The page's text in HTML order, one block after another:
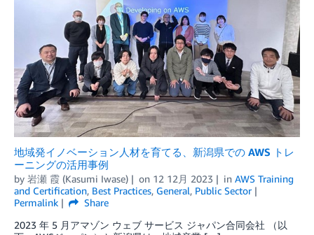
地域発イノベーション人材を育てる、新潟県での AWS トレ
ーニングの活用事例
by 岩瀬 霞 (Kasumi Iwase) on 12 12月 2023 in AWS Training
and Certification, Best Practices, General, Public Sector
Permalink
Share
2023 年 5 月アマゾン ウェブ サービス ジャパン合同会社 （以